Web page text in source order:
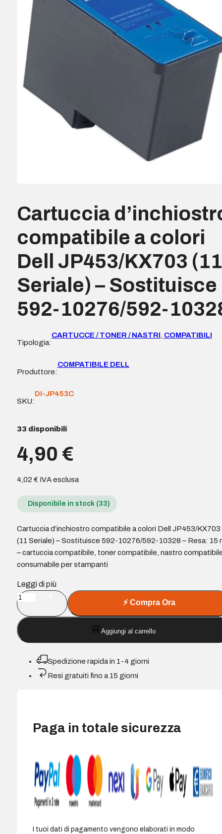
Cartuccia
compatibile a colori
Dell JP453/KX703 (11
Seriale) – Sostituisce
592-10276/592-
Tipologia:
CARTUCCE / TONER / NASTRI, COMPATIBILI
Produttore:
COMPATIBILE DELL
SKU:
DI-JP453C
33 disponibili
4,90 €
4,02 € IVA esclusa
Disponibile in stock (33)
Cartuccia d’inchiostro compatibile a colori Dell JP453/KX703
(11 Seriale) – Sostituisce 592-10276/592-10328 – Resa: 15
– cartuccia compatibile, toner compatibile, nastro
consumabile per stampanti
Leggi di più
Cartuccia
d'inchiostro
compatibile
a
colori
JP453/KX703
quantità
⚡Compra Ora
Aggiungi al carrello
Spedizione rapida in 1-4 giorni
Resi gratuiti fino a 15 giorni
Paga in totale sicurezza
I tuoi dati di pagamento vengono elaborati in modo